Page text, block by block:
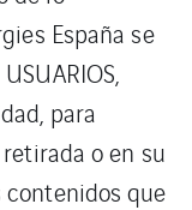
España se
para
o en su
que